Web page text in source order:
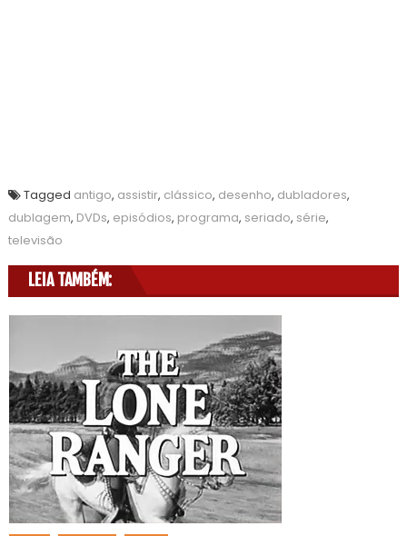
Tagged antigo, assistir, clássico, desenho, dubladores,
dublagem, DVDs, episódios, programa, seriado, série,
televisão
LEIA TAMBÉM: